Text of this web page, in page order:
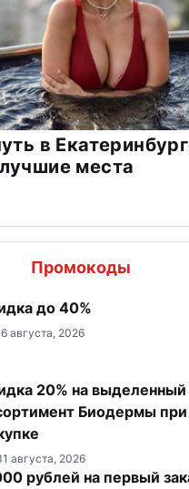
в
места
Промокоды
до 40%
августа, 2026
20% на выделенный
Биодермы
августа, 2026
рублей на первый